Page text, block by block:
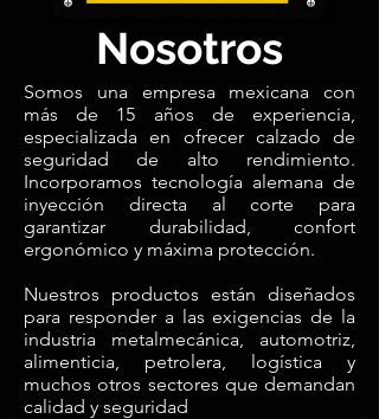
Nosotros
Somos una empresa mexicana con
más de 15 años de experiencia,
especializada en ofrecer calzado de
seguridad de alto rendimiento.
Incorporamos tecnología alemana de
inyección directa al corte para
garantizar durabilidad, confort
ergonómico y máxima protección.
Nuestros productos están diseñados
para responder a las exigencias de la
industria metalmecánica, automotriz,
alimenticia, petrolera, logística y
muchos otros sectores que demandan
calidad y seguridad